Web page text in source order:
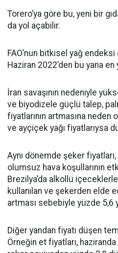
Torero’ya göre bu, yeni bir
da yol açabilir.
FAO’nun bitkisel yağ
Haziran 2022’den bu yana
İran savaşının nedeniyle
ve biyodizele güçlü talep,
fiyatlarının artmasına neden
ve ayçiçek yağı fiyatlarıysa
Aynı dönemde şeker
olumsuz hava koşullarının
Brezilya’da alkollü
kullanılan ve şekerden elde
artması sebebiyle yüzde 5,6
Diğer yandan fiyatı düşen
Örneğin et fiyatları,